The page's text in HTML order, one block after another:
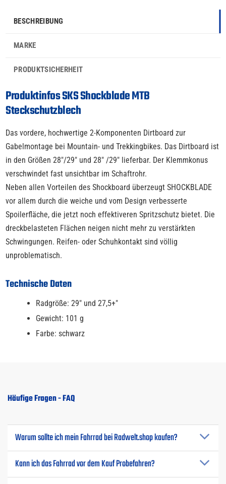
BESCHREIBUNG
MARKE
PRODUKTSICHERHEIT
Produktinfos SKS Shockblade MTB
Steckschutzblech
Das vordere, hochwertige 2-Komponenten Dirtboard zur
Gabelmontage bei Mountain- und Trekkingbikes. Das Dirtboard ist
in den Größen 28"/29" und 28" /29" lieferbar. Der Klemmkonus
verschwindet fast unsichtbar im Schaftrohr.
Neben allen Vorteilen des Shockboard überzeugt SHOCKBLADE
vor allem durch die weiche und vom Design verbesserte
Spoilerfläche, die jetzt noch effektiveren Spritzschutz bietet. Die
dreckbelasteten Flächen neigen nicht mehr zu verstärkten
Schwingungen. Reifen- oder Schuhkontakt sind völlig
unproblematisch.
Technische Daten
Radgröße: 29" und 27,5+"
Gewicht: 101 g
Farbe: schwarz
Häufige Fragen - FAQ
Warum sollte ich mein Fahrrad bei Radwelt.shop kaufen?
Kann ich das Fahrrad vor dem Kauf Probefahren?